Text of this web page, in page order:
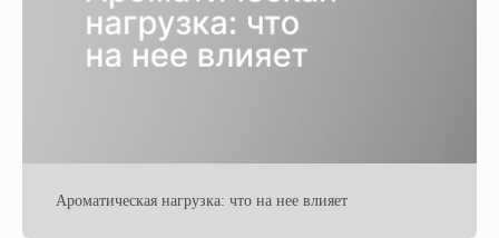
Ароматическая нагрузка: что на нее влияет